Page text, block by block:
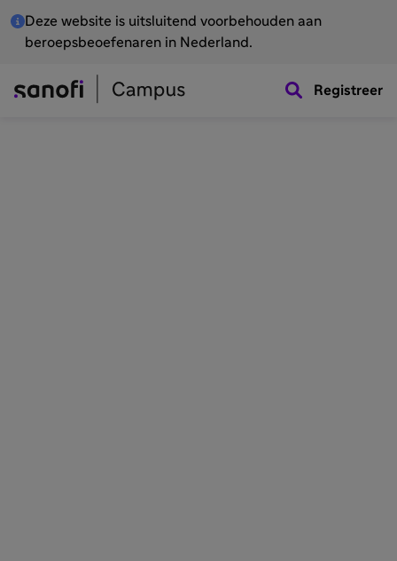
Deze website is uitsluitend voorbehouden aan
beroepsbeoefenaren in Nederland.
Registreer